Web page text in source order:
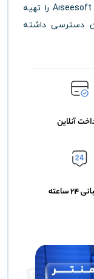
اکانت پرمیوم Aiseesoft را تهیه
دسترسی داشته